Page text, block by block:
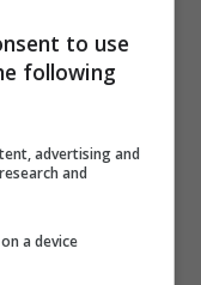
Ott 6, 2017
to use
following
advertising and
and
a device